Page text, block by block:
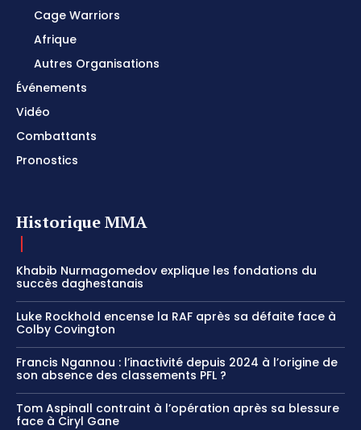
Cage Warriors
Afrique
Autres Organisations
Événements
Vidéo
Combattants
Pronostics
Historique MMA
Khabib Nurmagomedov explique les fondations du
succès daghestanais
Luke Rockhold encense la RAF après sa défaite face à
Colby Covington
Francis Ngannou : l’inactivité depuis 2024 à l’origine de
son absence des classements PFL ?
Tom Aspinall contraint à l’opération après sa blessure
face à Ciryl Gane